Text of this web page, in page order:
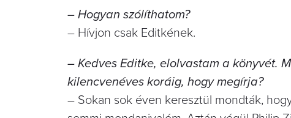
– Hogyan szólíthatom?
– Hívjon csak Editkének.
– Kedves Editke, elolvastam a könyvét.
kilencvenéves koráig, hogy megírja?
– Sokan sok éven keresztül mondták,